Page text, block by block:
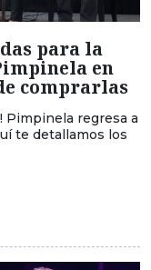
para la
en
comprarlas
Pimpinela regresa a
te detallamos los